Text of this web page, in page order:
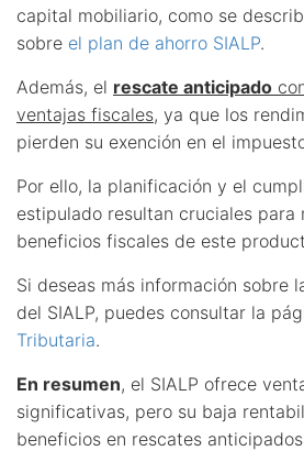
capital mobiliario, como se
sobre el plan de ahorro SIALP.
Además, el rescate anticipado
ventajas fiscales, ya que los
pierden su exención en el
Por ello, la planificación y el
estipulado resultan cruciales para
beneficios fiscales de este
Si deseas más información sobre
del SIALP, puedes consultar la
Tributaria.
En resumen, el SIALP ofrece
significativas, pero su baja
beneficios en rescates